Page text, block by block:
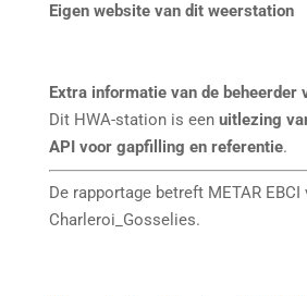
Eigen website van dit weerstation
Extra informatie van de beheerder
Dit HWA-station is een uitlezing
API voor gapfilling en referentie.
De rapportage betreft METAR EBCI
Charleroi_Gosselies.